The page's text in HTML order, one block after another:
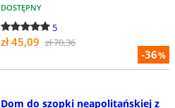
-36%
DOSTĘPNY
5
zł 45,09 zł 70,36
Dom do szopki neapolitańskiej z